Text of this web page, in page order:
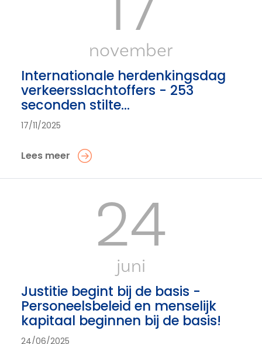
november
Internationale herdenkingsdag
verkeersslachtoffers - 253
seconden stilte...
17/11/2025
Lees meer
24
juni
Justitie begint bij de basis -
Personeelsbeleid en menselijk
kapitaal beginnen bij de basis!
24/06/2025